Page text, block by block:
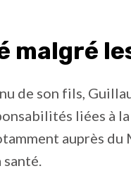
malgré
de son fils,
liées à
auprès du